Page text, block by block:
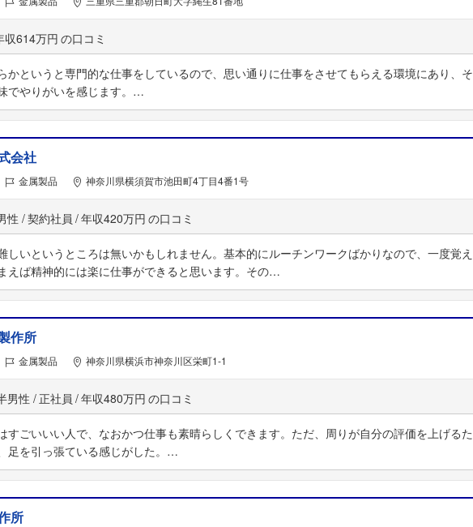
フォローしました
こちらの企業もフォローしませんか？
収614万円
かというと専門的な仕事をしているので、思い通りに仕事をさせてもらえる環境にあり、そ
でやりがいを感じます。…
会社
金属製品 神奈川県横須賀市池田町4丁目4番1号
性 契約社員 年収420万円
しいというところは無いかもしれません。基本的にルーチンワークばかりなので、一度覚え
えば精神的には楽に仕事ができると思います。その…
作所
金属製品 神奈川県横浜市神奈川区栄町1-1
男性 正社員 年収480万円
すごいいい人で、なおかつ仕事も素晴らしくできます。ただ、周りが自分の評価を上げるた
足を引っ張ている感じがした。…
所